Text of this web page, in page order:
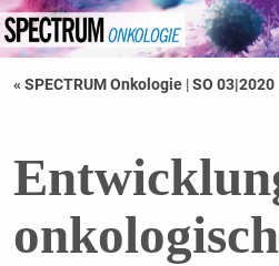
« SPECTRUM Onkologie |SO 03|2020